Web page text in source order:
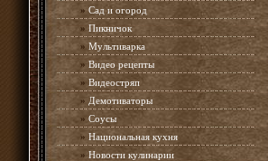
» Сад и огород
» Пикничок
» Мультиварка
» Видео рецепты
» Видеостряп
» Демотиваторы
» Соусы
» Национальная кухня
» Новости кулинарии